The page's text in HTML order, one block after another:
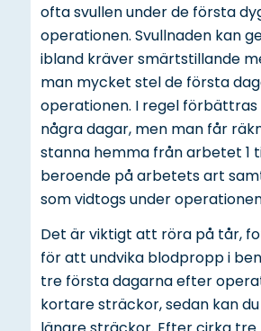
ofta svullen under de första
operationen. Svullnaden kan
ibland kräver smärtstillande
man mycket stel de första
operationen. I regel
några dagar, men man får
stanna hemma från arbetet 1
beroende på arbetets art
som vidtogs under
Det är viktigt att röra på tår,
för att undvika blodpropp i
tre första dagarna efter
kortare sträckor, sedan kan